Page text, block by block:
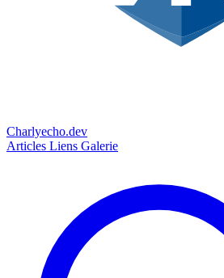
Charlyecho.dev
Articles Liens Galerie